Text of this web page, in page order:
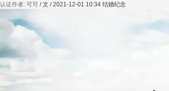
认证作者: 可可 / 文 / 2021-12-01 10:34 结婚纪念